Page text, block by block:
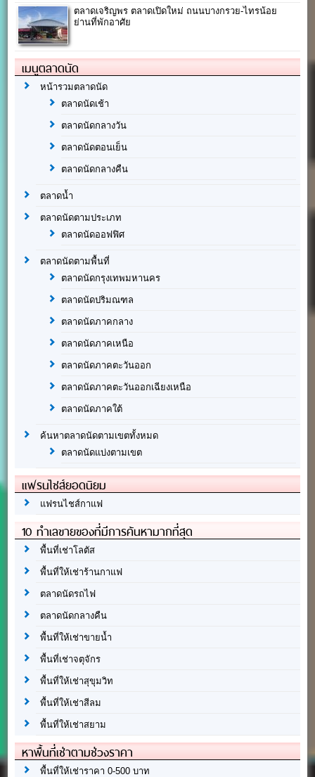
ตลาดเจริญพร ตลาดเปิดใหม่ ถนนบางกรวย-ไทรน้อย
ย่านที่พักอาศัย
เมนูตลาดนัด
หน้ารวมตลาดนัด
ตลาดนัดเช้า
ตลาดนัดกลางวัน
ตลาดนัดตอนเย็น
ตลาดนัดกลางคืน
ตลาดน้ำ
ตลาดนัดตามประเภท
ตลาดนัดออฟฟิศ
ตลาดนัดตามพื้นที่
ตลาดนัดกรุงเทพมหานคร
ตลาดนัดปริมณฑล
ตลาดนัดภาคกลาง
ตลาดนัดภาคเหนือ
ตลาดนัดภาคตะวันออก
ตลาดนัดภาคตะวันออกเฉียงเหนือ
ตลาดนัดภาคใต้
ค้นหาตลาดนัดตามเขตทั้งหมด
ตลาดนัดแบ่งตามเขต
แฟรนไชส์ยอดนิยม
แฟรนไชส์กาแฟ
10 ทำเลขายของที่มีการค้นหามากที่สุด
พื้นที่เช่าโลตัส
พื้นที่ให้เช่าร้านกาแฟ
ตลาดนัดรถไฟ
ตลาดนัดกลางคืน
พื้นที่ให้เช่าขายน้ำ
พื้นที่เช่าจตุจักร
พื้นที่ให้เช่าสุขุมวิท
พื้นที่ให้เช่าสีลม
พื้นที่ให้เช่าสยาม
หาพื้นที่เช่าตามช่วงราคา
พื้นที่ให้เช่าราคา 0-500 บาท